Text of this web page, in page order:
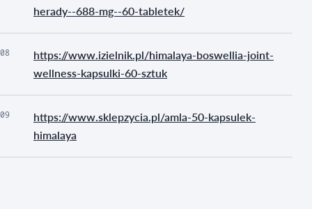
herady--688-mg--60-tabletek/
08
https://www.izielnik.pl/himalaya-boswellia-joint-
wellness-kapsulki-60-sztuk
09
https://www.sklepzycia.pl/amla-50-kapsulek-
himalaya